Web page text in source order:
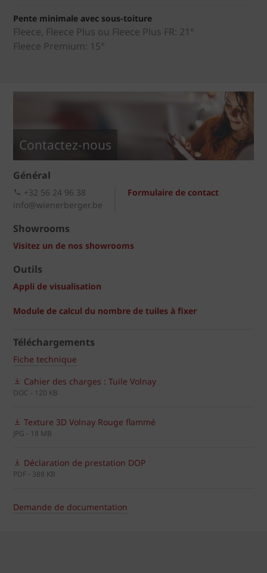
Pente minimale avec sous-toiture
Fleece, Fleece Plus ou Fleece Plus FR: 21°
Fleece Premium: 15°
Contactez-nous
Général
Formulaire de contact
+32 56 24 96 38
info@wienerberger.be
Showrooms
Visitez un de nos showrooms
Outils
Appli de visualisation
Module de calcul du nombre de tuiles à fixer
Téléchargements
Fiche technique
Cahier des charges : Tuile Volnay
DOC - 120 KB
Texture 3D Volnay Rouge flammé
JPG - 18 MB
Déclaration de prestation DOP
PDF - 388 KB
Demande de documentation